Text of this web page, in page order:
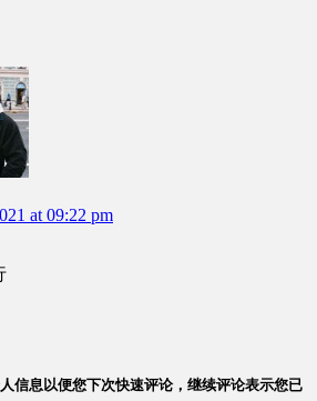
at 09:22 pm
信息以便您下次快速评论，继续评论表示您已